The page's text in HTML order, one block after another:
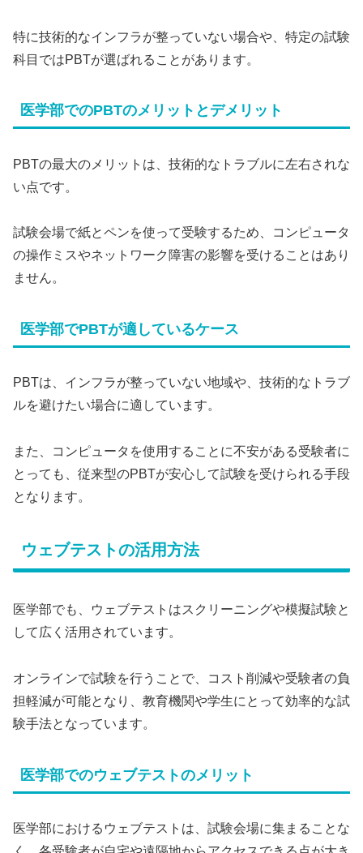
特に技術的なインフラが整っていない場合や、特定の試験
科目ではPBTが選ばれることがあります。
医学部でのPBTのメリットとデメリット
PBTの最大のメリットは、技術的なトラブルに左右されな
い点です。
試験会場で紙とペンを使って受験するため、コンピュータ
の操作ミスやネットワーク障害の影響を受けることはあり
ません。
医学部でPBTが適しているケース
PBTは、インフラが整っていない地域や、技術的なトラブ
ルを避けたい場合に適しています。
また、コンピュータを使用することに不安がある受験者に
とっても、従来型のPBTが安心して試験を受けられる手段
となります。
ウェブテストの活用方法
医学部でも、ウェブテストはスクリーニングや模擬試験と
して広く活用されています。
オンラインで試験を行うことで、コスト削減や受験者の負
担軽減が可能となり、教育機関や学生にとって効率的な試
験手法となっています。
医学部でのウェブテストのメリット
医学部におけるウェブテストは、試験会場に集まることな